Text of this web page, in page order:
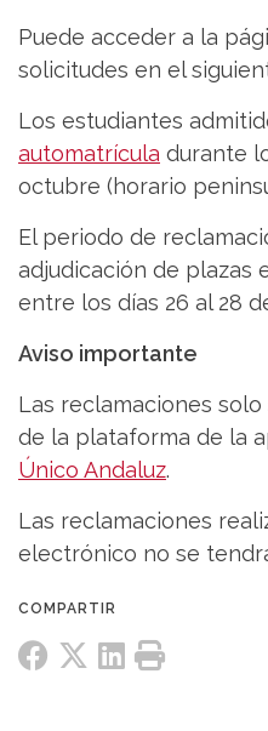
Puede acceder a la
solicitudes en el
Los estudiantes
automatrícula durante
octubre (horario
El periodo de
adjudicación de plazas
entre los días 26 al 28
Aviso importante
Las reclamaciones
de la plataforma de la
Único Andaluz.
Las reclamaciones
electrónico no se